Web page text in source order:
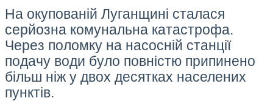
На окупованій Луганщині сталася
серйозна комунальна катастрофа.
Через поломку на насосній станції
подачу води було повністю припинено
більш ніж у двох десятках населених
пунктів.